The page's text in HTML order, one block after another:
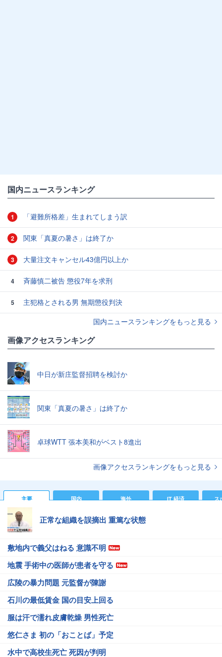
国内ニュースランキング
1 「避難所格差」生まれてしまう訳
2 関東「真夏の暑さ」は終了か
3 大量注文キャンセル43億円以上か
4 斉藤慎二被告 懲役7年を求刑
5
主犯格とされる男 無期懲役判決
国内ニュースランキングをもっと見る
画像アクセスランキング
中日が新庄監督招聘を検討か
関東「真夏の暑さ」は終了か
卓球WTT 張本美和がベスト8進出
画像アクセスランキングをもっと見る
主要 国内 海外 IT 経済 ス
正常な組織を誤摘出 重篤な状態
敷地内で義父はねる 意識不明
地震 手術中の医師が患者を守る
広陵の暴力問題 元監督が陳謝
石川の最低賃金 国の目安上回る
服は汗で濡れ皮膚乾燥 男性死亡
悠仁さま 初の「おことば」予定
水中で高校生死亡 死因が判明